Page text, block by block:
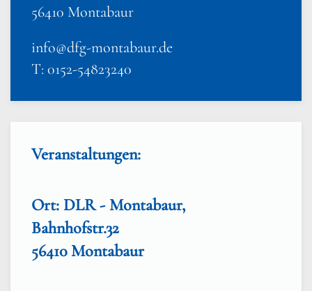
56410 Montabaur
info@dfg-montabaur.de
T: 0152-54823240
Veranstaltungen:
Ort: DLR - Montabaur,
Bahnhofstr.32
56410 Montabaur